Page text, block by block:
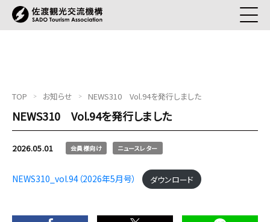
TOP お知らせ NEWS310 Vol.94を発行しました
NEWS310 Vol.94を発行しました
2026.05.01 会員様向け ニュースレター
NEWS310_vol.94（2026年5月号） ダウンロード